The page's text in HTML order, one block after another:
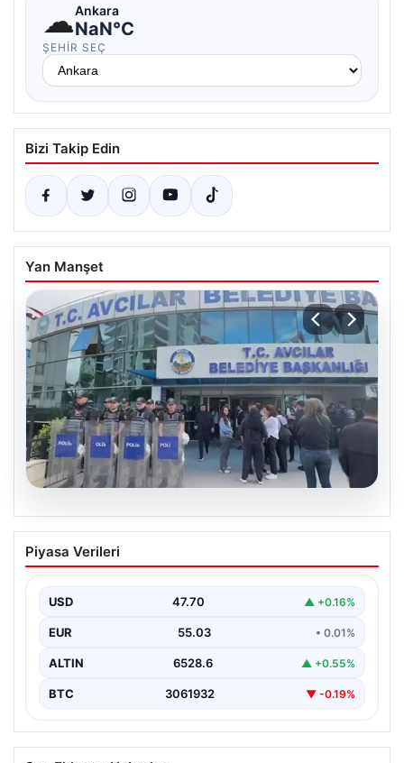
☁Ankara
NaN°C
ŞEHIR SEÇ
Bizi Takip Edin
Yan Manşet
05.08.2026
Avcılar Belediyesi’ne operasyon. 12
şüpheli gözaltına alındı
Piyasa Verileri
USD 47.70 ▲ +0.16%
EUR 55.03 • 0.01%
ALTIN 6528.6 ▲ +0.55%
BTC 3061932 ▼ -0.19%